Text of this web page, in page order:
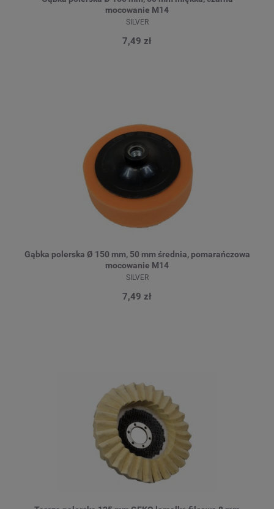
mocowanie M14
SILVER
7,49 zł
Gąbka polerska Ø 150 mm, 50 mm średnia, pomarańczowa
mocowanie M14
SILVER
7,49 zł